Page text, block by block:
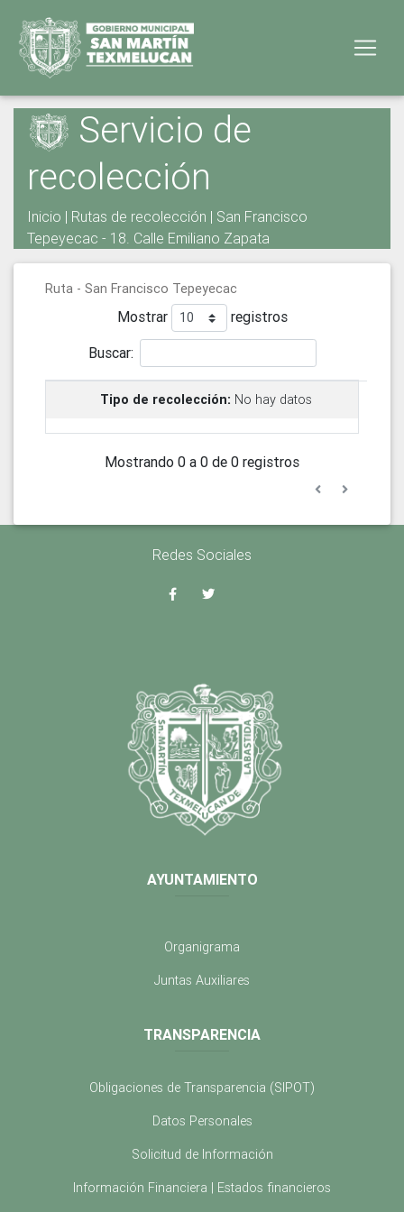
Servicio de
recolección
Inicio | Rutas de recolección | San Francisco
Tepeyecac - 18. Calle Emiliano Zapata
Ruta - San Francisco Tepeyecac
Mostrar
registros
Buscar:
No hay datos
Mostrando 0 a 0 de 0 registros
Redes Sociales
AYUNTAMIENTO
Organigrama
Juntas Auxiliares
TRANSPARENCIA
Obligaciones de Transparencia (SIPOT)
Datos Personales
Solicitud de Información
Información Financiera | Estados financieros